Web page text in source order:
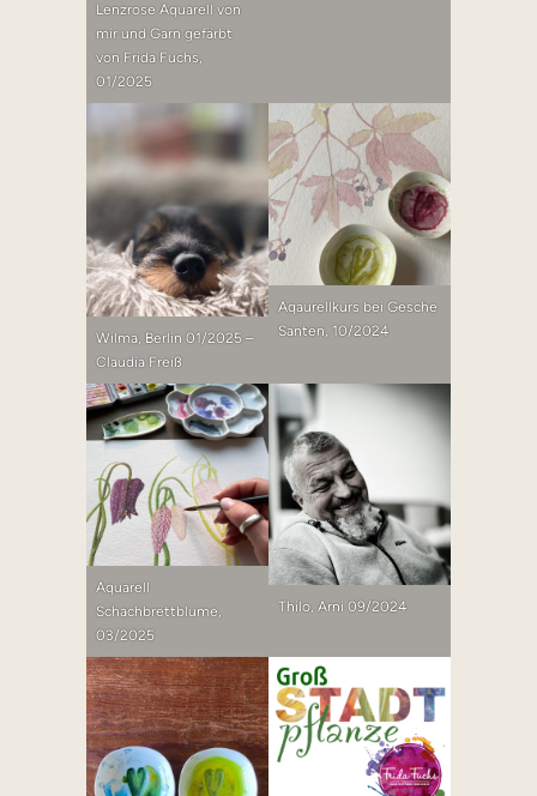
Lenzrose Aquarell von
mir und Garn gefärbt
von Frida Fuchs,
01/2025
Wilma, Berlin 01/2025 –
Claudia Freiß
Aqaurellkurs bei Gesche
Santen, 10/2024
Aquarell
Schachbrettblume,
03/2025
Thilo, Arni 09/2024